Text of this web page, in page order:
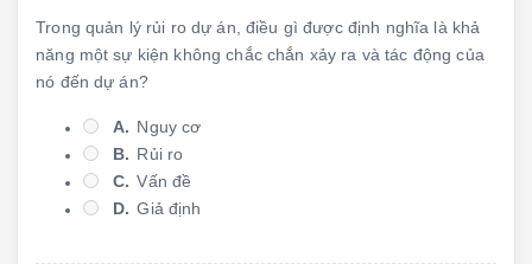
Trong quản lý rủi ro dự án, điều gì được định nghĩa là khả
năng một sự kiện không chắc chắn xảy ra và tác động của
nó đến dự án?
A. Nguy cơ
B. Rủi ro
C. Vấn đề
D. Giả định